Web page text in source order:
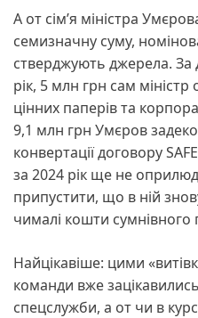
А от сім’я міністра
семизначну суму,
стверджують джерела. За
рік, 5 млн грн сам
цінних паперів та
9,1 млн грн Умєров
конвертації договору
за 2024 рік ще не
припустити, що в ній
чималі кошти
Найцікавіше: цими
команди вже
спецслужби, а от чи в